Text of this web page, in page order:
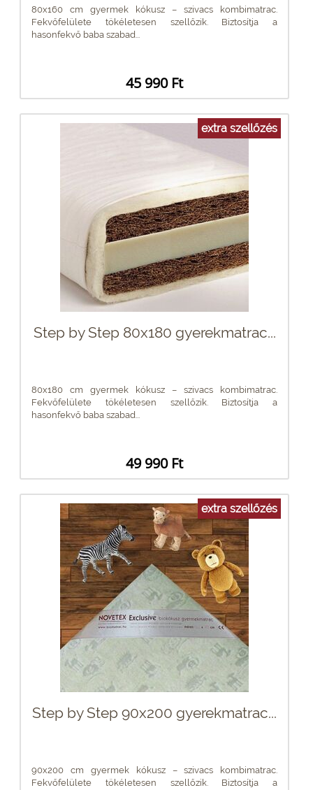
80x160 cm gyermek kókusz – szivacs kombimatrac.
Fekvőfelülete tökéletesen szellőzik. Biztosítja a
hasonfekvő baba szabad...
45 990 Ft
extra szellőzés
Step by Step 80x180 gyerekmatrac...
80x180 cm gyermek kókusz – szivacs kombimatrac.
Fekvőfelülete tökéletesen szellőzik. Biztosítja a
hasonfekvő baba szabad...
49 990 Ft
extra szellőzés
Step by Step 90x200 gyerekmatrac...
90x200 cm gyermek kókusz – szivacs kombimatrac.
Fekvőfelülete tökéletesen szellőzik. Biztosítja a